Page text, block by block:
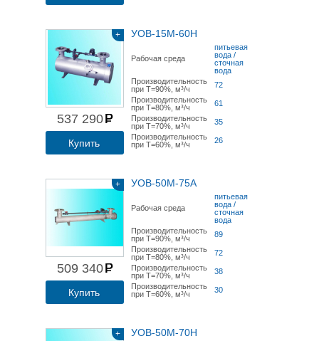
+
537 290
Купить
УОВ-15М-60Н
Рабочая среда
питьевая
вода /
сточная
вода
Производительность
при Т=90%, м³/ч
72
Производительность
при Т=80%, м³/ч
61
Производительность
при Т=70%, м³/ч
35
Производительность
при Т=60%, м³/ч
26
+
509 340
Купить
УОВ-50М-75А
Рабочая среда
питьевая
вода /
сточная
вода
Производительность
при Т=90%, м³/ч
89
Производительность
при Т=80%, м³/ч
72
Производительность
при Т=70%, м³/ч
38
Производительность
при Т=60%, м³/ч
30
+ УОВ-50М-70Н